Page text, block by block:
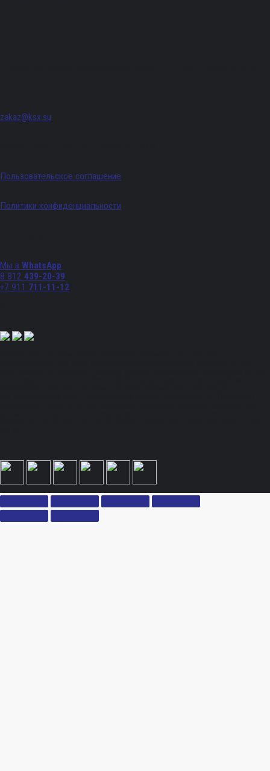
zakaz@ksx.su
Пользовательское соглашение
Политики конфиденциальности
Мы в WhatsApp
8 812 439-20-39
+7 911 711-11-12